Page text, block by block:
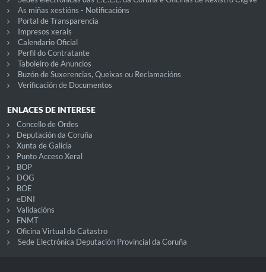
As miñas xestións - Notificacións
Portal de Transparencia
Impresos xerais
Calendario Oficial
Perfil do Contratante
Taboleiro de Anuncios
Buzón de Suxerencias, Queixas ou Reclamacións
Verificación de Documentos
ENLACES DE INTERESE
Concello de Ordes
Deputación da Coruña
Xunta de Galicia
Punto Acceso Xeral
BOP
DOG
BOE
eDNI
Validacións
FNMT
Oficina Virtual do Catastro
Sede Electrónica Deputación Provincial da Coruña